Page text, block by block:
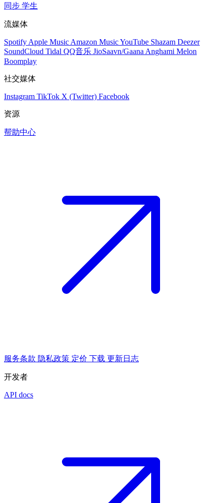
同步 学生
流媒体
Spotify Apple Music Amazon MusicYouTube Shazam Deezer
SoundCloud Tidal QQ音乐 JioSaavn/Gaana Anghami Melon
Boomplay
社交媒体
Instagram TikTok X (Twitter) Facebook
资源
帮助中心
服务条款 隐私政策 定价 下载 更新日志
开发者
API docs